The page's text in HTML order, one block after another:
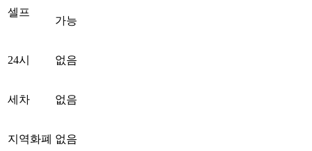
셀프
가능
24시 없음
세차 없음
지역화폐 없음